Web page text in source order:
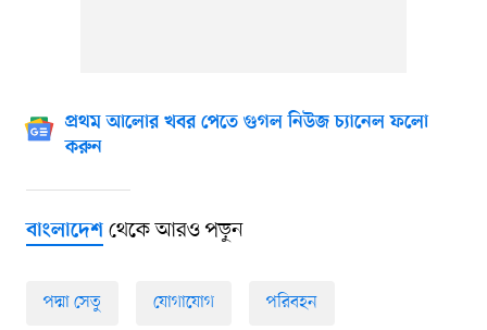
প্রথম আলোর খবর পেতে গুগল নিউজ চ্যানেল ফলো
করুন
বাংলাদেশথেকে আরও পড়ুন
পদ্মা সেতু যোগাযোগ পরিবহন